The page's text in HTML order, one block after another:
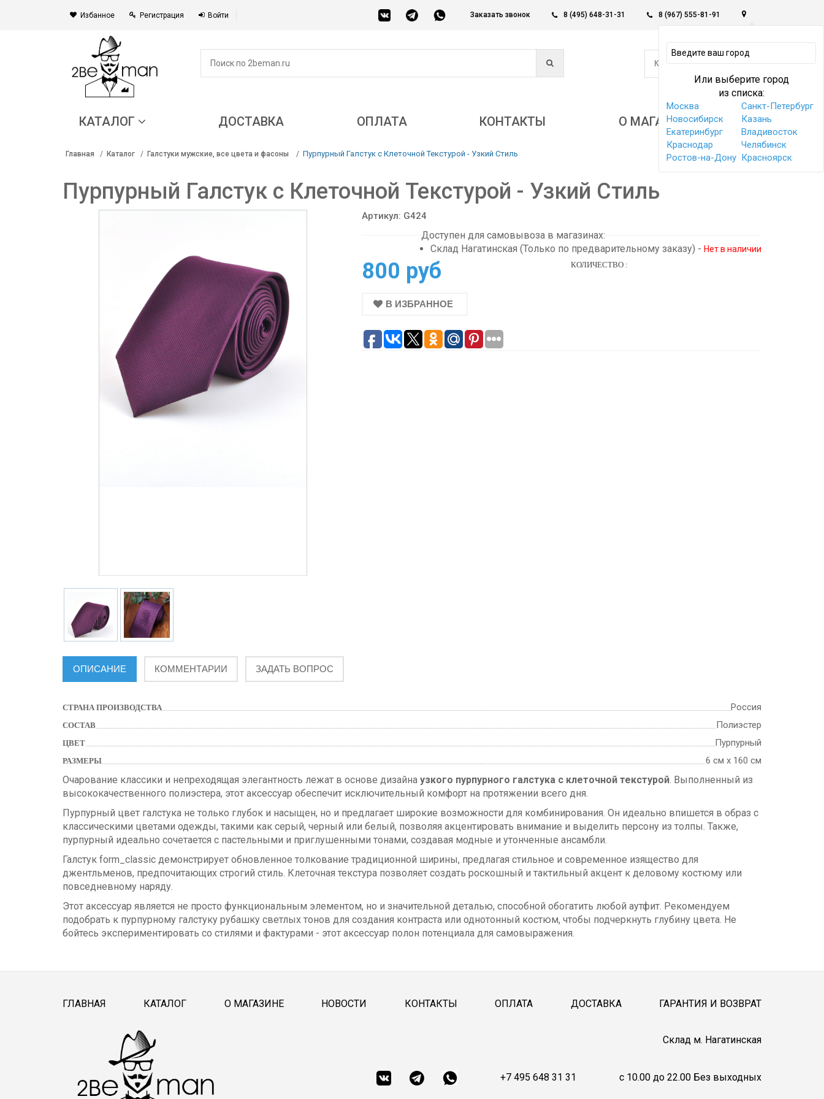
Избанное Регистрация Войти Заказать звонок 8 (495) 648-31-31 8 (967) 555-81-91
Или выберите город
из списка:
Москва
Санкт-Петербург
Новосибирск
Казань
Екатеринбург
Владивосток
Краснодар
Челябинск
Ростов-на-Дону Красноярск
КОРЗИНА -
0
КАТАЛОГ ДОСТАВКА ОПЛАТА КОНТАКТЫ О МАГАЗИНЕ
Главная Каталог Галстуки мужские, все цвета и фасоны Пурпурный Галстук с Клеточной Текстурой - Узкий Стиль
Пурпурный Галстук с Клеточной Текстурой - Узкий Стиль
Артикул: G424
Доступен для самовывоза в магазинах:
Склад Нагатинская (Только по предварительному заказу) - Нет в наличии
800 руб
В ИЗБРАННОЕ
КОЛИЧЕСТВО :
ОПИСАНИЕ КОММЕНТАРИИ ЗАДАТЬ ВОПРОС
СТРАНА ПРОИЗВОДСТВА Россия
СОСТАВ Полиэстер
ЦВЕТ Пурпурный
РАЗМЕРЫ 6 см х 160 см
Очарование классики и непреходящая элегантность лежат в основе дизайна узкого пурпурного галстука с клеточной текстурой. Выполненный из
высококачественного полиэстера, этот аксессуар обеспечит исключительный комфорт на протяжении всего дня.
Пурпурный цвет галстука не только глубок и насыщен, но и предлагает широкие возможности для комбинирования. Он идеально впишется в образ с
классическими цветами одежды, такими как серый, черный или белый, позволяя акцентировать внимание и выделить персону из толпы. Также,
пурпурный идеально сочетается с пастельными и приглушенными тонами, создавая модные и утонченные ансамбли.
Галстук form_classic демонстрирует обновленное толкование традиционной ширины, предлагая стильное и современное изящество для
джентльменов, предпочитающих строгий стиль. Клеточная текстура позволяет создать роскошный и тактильный акцент к деловому костюму или
повседневному наряду.
Этот аксессуар является не просто функциональным элементом, но и значительной деталью, способной обогатить любой аутфит. Рекомендуем
подобрать к пурпурному галстуку рубашку светлых тонов для создания контраста или однотонный костюм, чтобы подчеркнуть глубину цвета. Не
бойтесь экспериментировать со стилями и фактурами - этот аксессуар полон потенциала для самовыражения.
ГЛАВНАЯ КАТАЛОГ О МАГАЗИНЕ НОВОСТИ КОНТАКТЫ ОПЛАТА ДОСТАВКА ГАРАНТИЯ И ВОЗВРАТ
Cклад м. Нагатинская
+7 495 648 31 31 c 10.00 до 22.00 Без выходных